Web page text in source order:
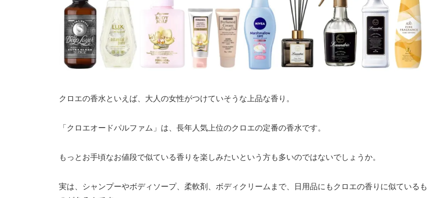
クロエの香水といえば、大人の女性がつけていそうな上品な香り。
「クロエオードパルファム」は、長年人気上位のクロエの定番の香水です。
もっとお手頃なお値段で似ている香りを楽しみたいという方も多いのではないでしょうか。
実は、シャンプーやボディソープ、柔軟剤、ボディクリームまで、日用品にもクロエの香りに似ているも